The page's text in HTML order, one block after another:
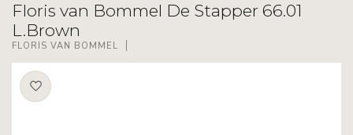
Floris van Bommel De Stapper 66.01
L.Brown
FLORIS VAN BOMMEL